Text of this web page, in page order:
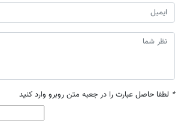
* لطفا حاصل عبارت را در جعبه متن روبرو وارد کنید